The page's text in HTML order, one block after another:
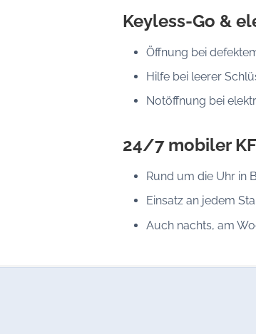
Keyless-Go &
Öffnung bei
Hilfe bei leerer
Notöffnung bei
24/7 mobiler
Rund um die Uhr in
Einsatz an jedem
Auch nachts, am